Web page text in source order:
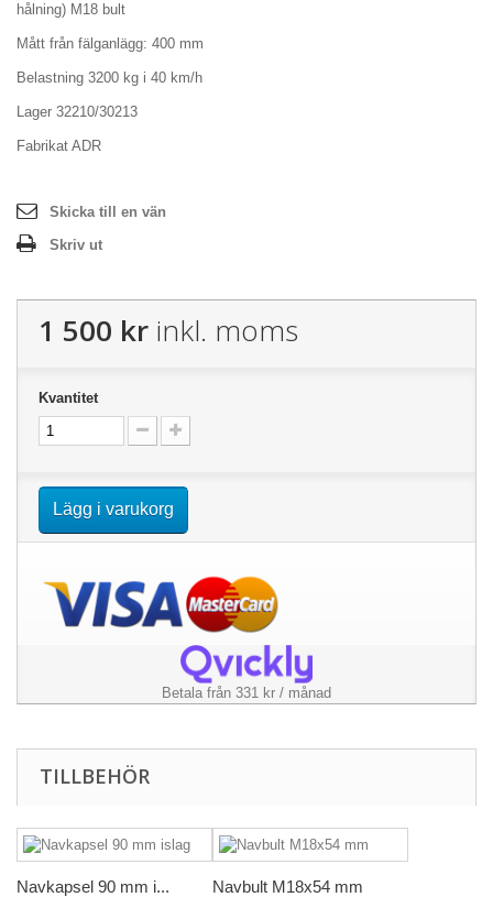
hålning) M18 bult
Mått från fälganlägg: 400 mm
Belastning 3200 kg i 40 km/h
Lager 32210/30213
Fabrikat ADR
Skicka till en vän
Skriv ut
1 500 kr inkl. moms
Kvantitet
Lägg i varukorg
Betala från 331 kr / månad
TILLBEHÖR
Navkapsel 90 mm i... Navbult M18x54 mm